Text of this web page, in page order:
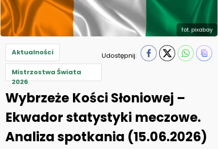
fot. pixabay
Aktualności
Mistrzostwa Świata
2026
Udostępnij:
Wybrzeże Kości Słoniowej –
Ekwador statystyki meczowe.
Analiza spotkania (15.06.2026)